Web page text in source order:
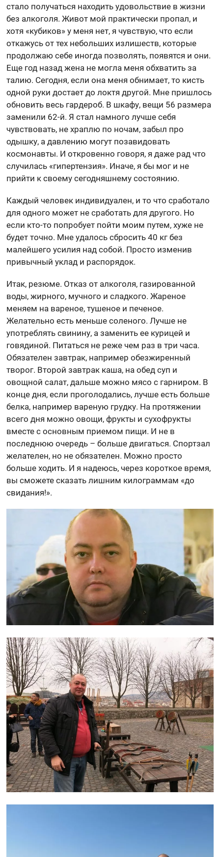
стало получаться находить удовольствие в жизни
без алкоголя. Живот мой практически пропал, и
хотя «кубиков» у меня нет, я чувствую, что если
откажусь от тех небольших излишеств, которые
продолжаю себе иногда позволять, появятся и они.
Еще год назад жена не могла меня обхватить за
талию. Сегодня, если она меня обнимает, то кисть
одной руки достает до локтя другой. Мне пришлось
обновить весь гардероб. В шкафу, вещи 56 размера
заменили 62-й. Я стал намного лучше себя
чувствовать, не храплю по ночам, забыл про
одышку, а давлению могут позавидовать
космонавты. И откровенно говоря, я даже рад что
случилась «гипертензия». Иначе, я бы мог и не
прийти к своему сегодняшнему состоянию.
Каждый человек индивидуален, и то что сработало
для одного может не сработать для другого. Но
если кто-то попробует пойти моим путем, хуже не
будет точно. Мне удалось сбросить 40 кг без
малейшего усилия над собой. Просто изменив
привычный уклад и распорядок.
Итак, резюме. Отказ от алкоголя, газированной
воды, жирного, мучного и сладкого. Жареное
меняем на вареное, тушеное и печеное.
Желательно есть меньше соленого. Лучше не
употреблять свинину, а заменить ее курицей и
говядиной. Питаться не реже чем раз в три часа.
Обязателен завтрак, например обезжиренный
творог. Второй завтрак каша, на обед суп и
овощной салат, дальше можно мясо с гарниром. В
конце дня, если проголодались, лучше есть больше
белка, например вареную грудку. На протяжении
всего дня можно овощи, фрукты и сухофрукты
вместе с основным приемом пищи. И не в
последнюю очередь – больше двигаться. Спортзал
желателен, но не обязателен. Можно просто
больше ходить. И я надеюсь, через короткое время,
вы сможете сказать лишним килограммам «до
свидания!».